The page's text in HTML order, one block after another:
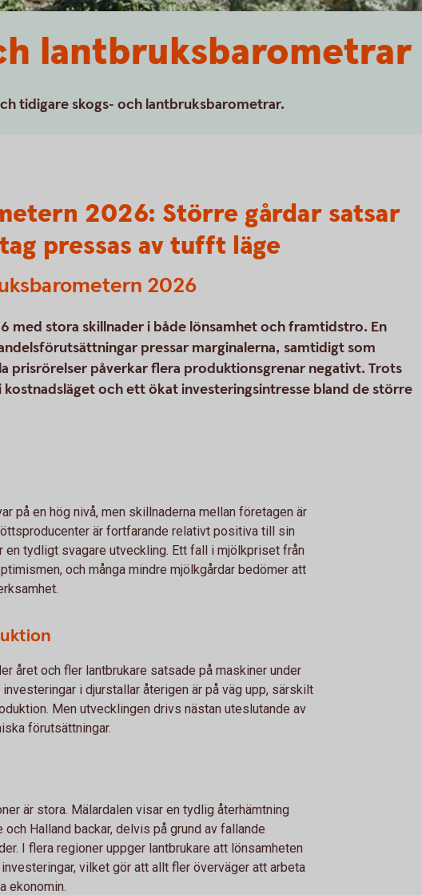
lantbruksbarometrar
tidigare skogs- och lantbruksbarometrar.
2026: Större gårdar satsar
pressas av tufft läge
2026
med stora skillnader i både lönsamhet och framtidstro. En
pressar marginalerna, samtidigt som
prisrörelser påverkar flera produktionsgrenar negativt. Trots
och ett ökat investeringsintresse bland de större
på en hög nivå, men skillnaderna mellan företagen är
är fortfarande relativt positiva till sin
en tydligt svagare utveckling. Ett fall i mjölkpriset från
och många mindre mjölkgårdar bedömer att
året och fler lantbrukare satsade på maskiner under
i djurstallar återigen är på väg upp, särskilt
Men utvecklingen drivs nästan uteslutande av
förutsättningar.
är stora. Mälardalen visar en tydlig återhämtning
Halland backar, delvis på grund av fallande
I flera regioner uppger lantbrukare att lönsamheten
vilket gör att allt fler överväger att arbeta
ekonomin.